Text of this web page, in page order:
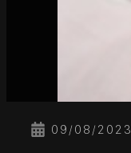
09/08/2023